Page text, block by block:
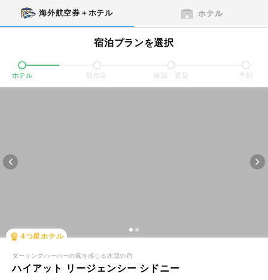
海外航空券＋ホテル ホテル
宿泊プランを選択
ホテル 航空券 確認・変更 予約
4つ星ホテル
ダーリングハーバーの風を感じる水辺の宿
ハイアット リージェンシー シドニー